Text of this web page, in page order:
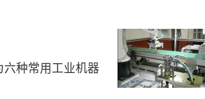
种常用工业机器